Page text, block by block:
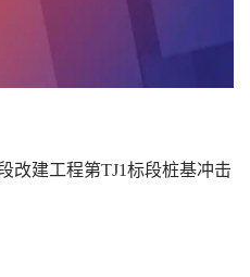
改建工程第TJ1标段桩基冲击